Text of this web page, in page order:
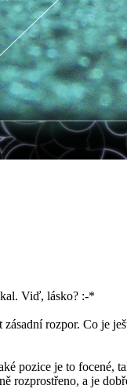
Viď, lásko? :-*
rozpor. Co je
pozice je to focené,
rozprostřeno, a je